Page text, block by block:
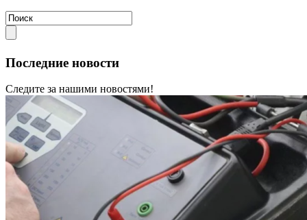
Последние новости
Следите за нашими новостями!